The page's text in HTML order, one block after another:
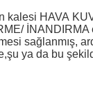
kalesi HAVA
İNANDIRMA
sağlanmış,
ya da bu